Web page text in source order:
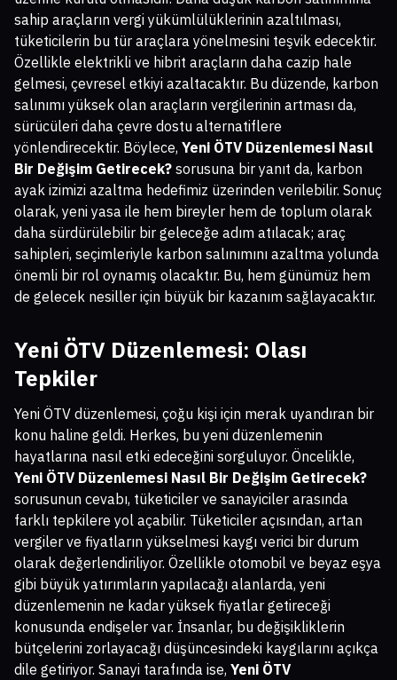
sahip araçların vergi yükümlülüklerinin azaltılması,
tüketicilerin bu tür araçlara yönelmesini teşvik edecektir.
Özellikle elektrikli ve hibrit araçların daha cazip hale
gelmesi, çevresel etkiyi azaltacaktır. Bu düzende, karbon
salınımı yüksek olan araçların vergilerinin artması da,
sürücüleri daha çevre dostu alternatiflere
yönlendirecektir. Böylece, Yeni ÖTV Düzenlemesi Nasıl
Bir Değişim Getirecek? sorusuna bir yanıt da, karbon
ayak izimizi azaltma hedefimiz üzerinden verilebilir. Sonuç
olarak, yeni yasa ile hem bireyler hem de toplum olarak
daha sürdürülebilir bir geleceğe adım atılacak; araç
sahipleri, seçimleriyle karbon salınımını azaltma yolunda
önemli bir rol oynamış olacaktır. Bu, hem günümüz hem
de gelecek nesiller için büyük bir kazanım sağlayacaktır.
Yeni ÖTV Düzenlemesi: Olası
Tepkiler
Yeni ÖTV düzenlemesi, çoğu kişi için merak uyandıran bir
konu haline geldi. Herkes, bu yeni düzenlemenin
hayatlarına nasıl etki edeceğini sorguluyor. Öncelikle,
Yeni ÖTV Düzenlemesi Nasıl Bir Değişim Getirecek?
sorusunun cevabı, tüketiciler ve sanayiciler arasında
farklı tepkilere yol açabilir. Tüketiciler açısından, artan
vergiler ve fiyatların yükselmesi kaygı verici bir durum
olarak değerlendiriliyor. Özellikle otomobil ve beyaz eşya
gibi büyük yatırımların yapılacağı alanlarda, yeni
düzenlemenin ne kadar yüksek fiyatlar getireceği
konusunda endişeler var. İnsanlar, bu değişikliklerin
bütçelerini zorlayacağı düşüncesindeki kaygılarını açıkça
dile getiriyor. Sanayi tarafında ise, Yeni ÖTV